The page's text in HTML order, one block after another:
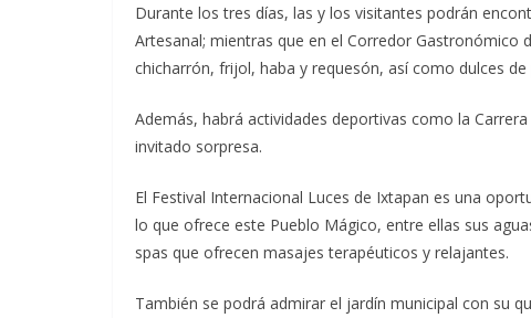
Durante los tres días, las y los visitantes podrán
Artesanal; mientras que en el Corredor
chicharrón, frijol, haba y requesón, así como dulces
Además, habrá actividades deportivas como la
invitado sorpresa.
El Festival Internacional Luces de Ixtapan es una
lo que ofrece este Pueblo Mágico, entre ellas sus
spas que ofrecen masajes terapéuticos y relajantes.
También se podrá admirar el jardín municipal con su